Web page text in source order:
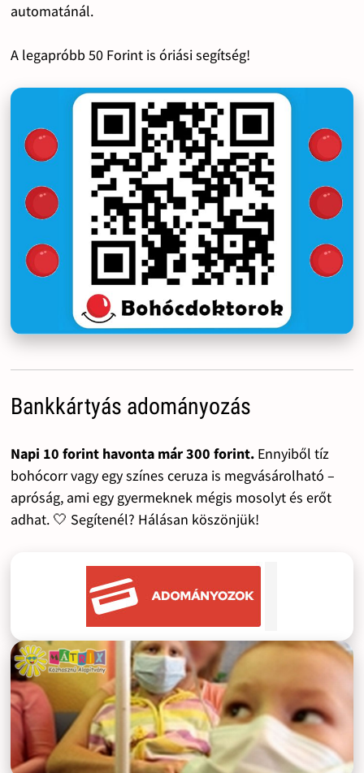
automatánál.
A legapróbb 50 Forint is óriási segítség!
Bankkártyás adományozás
Napi 10 forint havonta már 300 forint.Ennyiből tíz
bohócorr vagy egy színes ceruza is megvásárolható –
apróság, ami egy gyermeknek mégis mosolyt és erőt
adhat. 🤍 Segítenél? Hálásan köszönjük!